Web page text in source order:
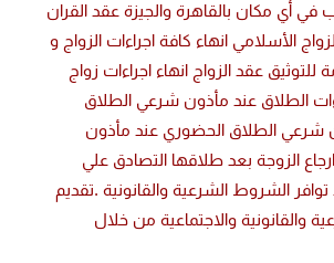
أي مكان بالقاهرة والجيزة عقد القران
الأسلامي انهاء كافة اجراءات الزواج و
للتوثيق عقد الزواج انهاء اجراءات زواج
الطلاق عند مأذون شرعي الطلاق
شرعي الطلاق الحضوري عند مأذون
الزوجة بعد طلاقها التصادق علي
توافر الشروط الشرعية والقانونية .تقديم
والقانونية والاجتماعية من خلال